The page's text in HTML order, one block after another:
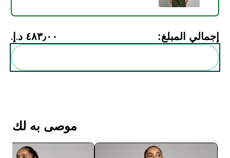
إجمالي المبلغ: ٤٨٣٫٠٠ د.إ.‏‎
موصى به لك